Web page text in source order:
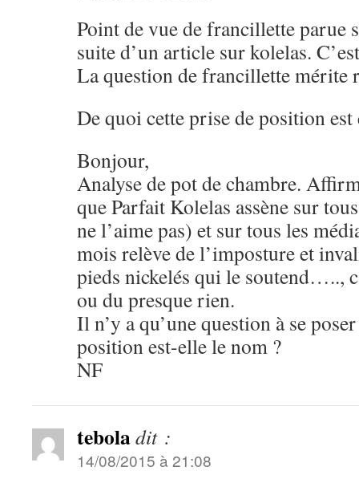
Point de vue de francillette parue
suite d’un article sur kolelas.
La question de francillette mérite
De quoi cette prise de position
Bonjour,
Analyse de pot de chambre.
que Parfait Kolelas assène sur
ne l’aime pas) et sur tous les
mois relève de l’imposture et
pieds nickelés qui le soutend…..,
ou du presque rien.
Il n’y a qu’une question à se
position est-elle le nom ?
NF
teboladit :
14/08/2015 à 21:08